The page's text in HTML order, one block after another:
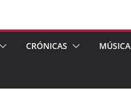
CRÓNICAS MÚSICA